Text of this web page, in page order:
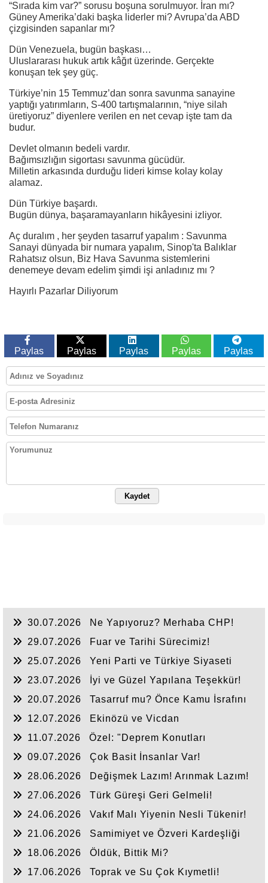
“Sırada kim var?” sorusu boşuna sorulmuyor. İran mı?
Güney Amerika’daki başka liderler mi? Avrupa’da ABD
çizgisinden sapanlar mı?
Dün Venezuela, bugün başkası…
Uluslararası hukuk artık kâğıt üzerinde. Gerçekte
konuşan tek şey güç.
Türkiye’nin 15 Temmuz’dan sonra savunma sanayine
yaptığı yatırımların, S-400 tartışmalarının, “niye silah
üretiyoruz” diyenlere verilen en net cevap işte tam da
budur.
Devlet olmanın bedeli vardır.
Bağımsızlığın sigortası savunma gücüdür.
Milletin arkasında durduğu lideri kimse kolay kolay
alamaz.
Dün Türkiye başardı.
Bugün dünya, başaramayanların hikâyesini izliyor.
Aç duralım , her şeyden tasarruf yapalım : Savunma
Sanayi dünyada bir numara yapalım, Sinop'ta Balıklar
Rahatsız olsun, Biz Hava Savunma sistemlerini
denemeye devam edelim şimdi işi anladınız mı ?
Hayırlı Pazarlar Diliyorum
Paylas Paylas Paylas Paylas Paylas
Kaydet
30.07.2026
Ne Yapıyoruz? Merhaba CHP!
29.07.2026
Fuar ve Tarihi Sürecimiz!
25.07.2026
Yeni Parti ve Türkiye Siyaseti
23.07.2026
İyi ve Güzel Yapılana Teşekkür!
20.07.2026
Tasarruf mu? Önce Kamu İsrafını
12.07.2026
Ekinözü ve Vicdan
11.07.2026
Özel: "Deprem Konutları
09.07.2026
Çok Basit İnsanlar Var!
28.06.2026
Değişmek Lazım! Arınmak Lazım!
27.06.2026
Türk Güreşi Geri Gelmeli!
24.06.2026
Vakıf Malı Yiyenin Nesli Tükenir!
21.06.2026
Samimiyet ve Özveri Kardeşliği
18.06.2026
Öldük, Bittik Mi?
17.06.2026
Toprak ve Su Çok Kıymetli!